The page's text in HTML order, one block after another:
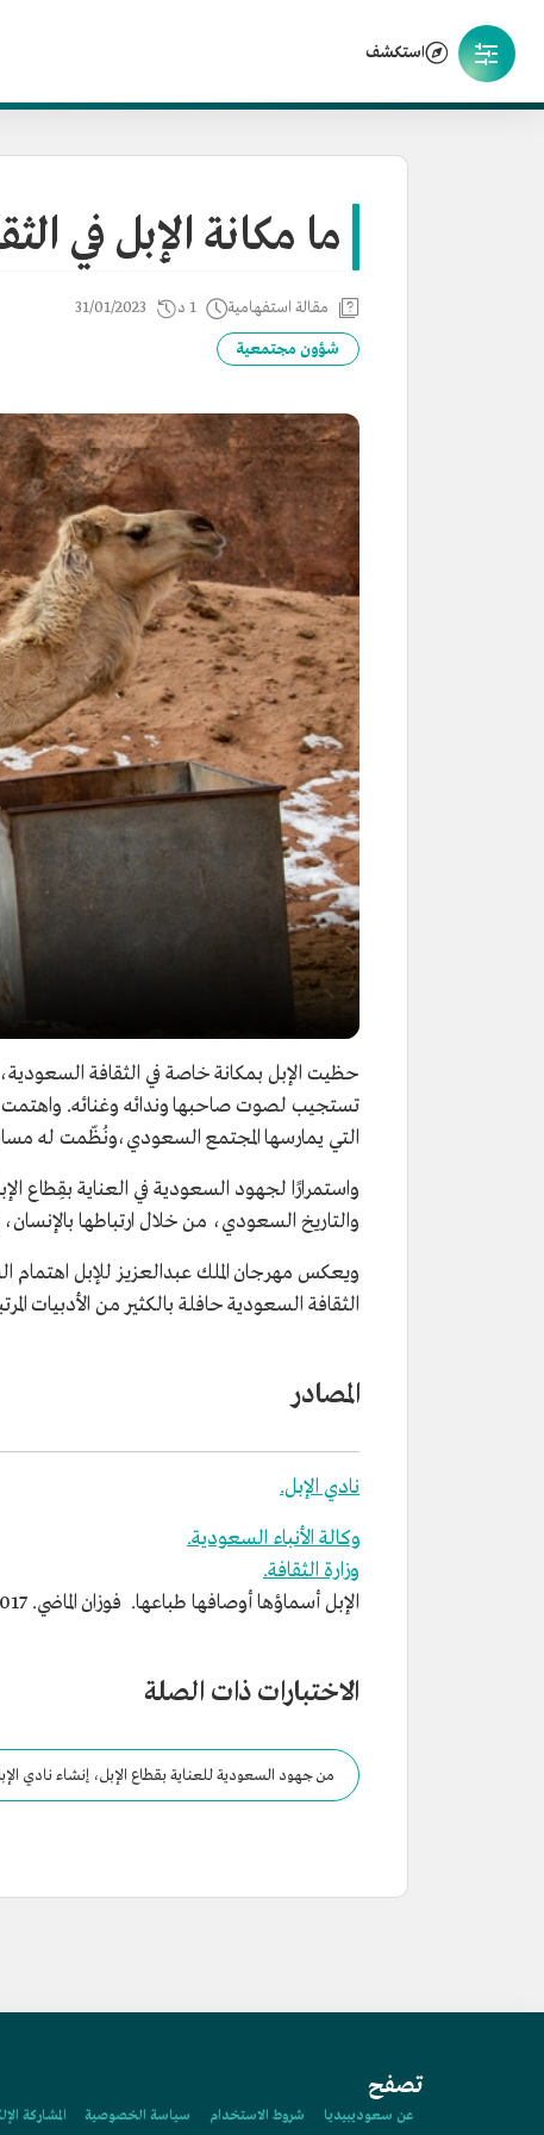
استكشف
ما مكانة الإبل في
مقالة استفهامية 1 د 31/01/2023
شؤون مجتمعية
حظيت الإبل بمكانة خاصة في الثقافة
تستجيب لصوت صاحبها وندائه وغنائه. واهتمت
التي يمارسها المجتمع السعودي،ونُظّمت له
واستمرارًا لجهود السعودية في العناية بقِطاع
والتاريخ السعودي، من خلال ارتباطها
ويعكس مهرجان الملك عبدالعزيز للإبل اهتمام
الثقافة السعودية حافلة بالكثير من الأدبيات
المصادر
نادي الإبل.
وكالة الأنباء السعودية.
وزارة الثقافة.
الإبل أسماؤها أوصافها طباعها. فوزان الماضي. 2017م.
الاختبارات ذات الصلة
من جهود السعودية للعناية بقطاع الإبل، إنشاء نادي
تصفح
عن سعوديبيديا شروط الاستخدام سياسة الخصوصية المشاركة